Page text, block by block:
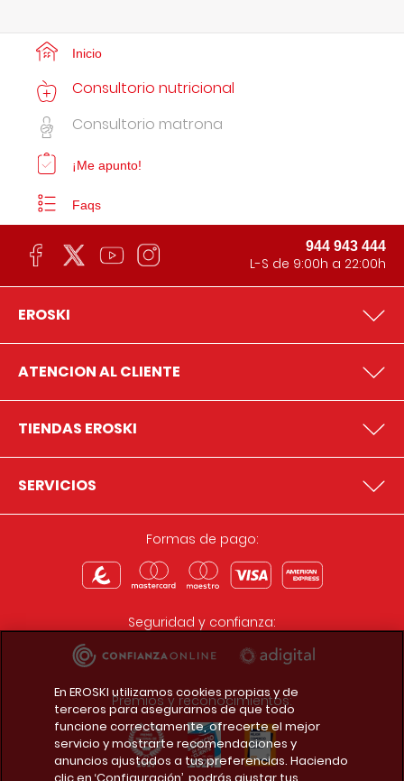
Inicio
Consultorio nutricional
Consultorio matrona
¡Me apunto!
Faqs
944 943 444
L-S de 9:00h a 22:00h
EROSKI
ATENCION AL CLIENTE
TIENDAS EROSKI
SERVICIOS
Formas de pago:
Seguridad y confianza:
Premios y reconocimientos:
En EROSKI utilizamos cookies propias y de
terceros para asegurarnos de que todo
funcione correctamente, ofrecerte el mejor
servicio y mostrarte recomendaciones y
anuncios ajustados a tus preferencias. Haciendo
clic en ‘Configuración’, podrás ajustar tus